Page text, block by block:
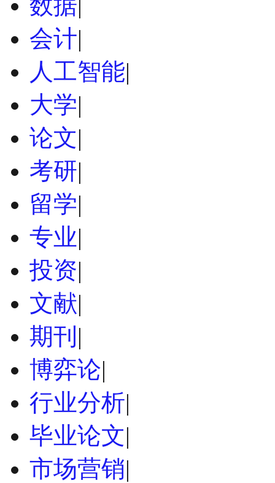
数据|
会计|
人工智能|
大学|
论文|
考研|
留学|
专业|
投资|
文献|
期刊 |
博弈论|
行业分析|
毕业论文|
市场营销|